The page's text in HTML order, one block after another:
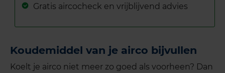
Gratis aircocheck en vrijblijvend advies
Koudemiddel van je airco bijvullen
Koelt je airco niet meer zo goed als voorheen? Dan